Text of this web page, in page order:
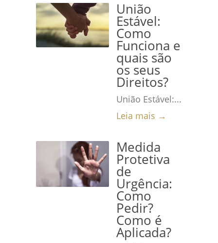
União
Estável:
Como
Funciona e
quais são
os seus
Direitos?
União Estável:...
Leia mais →
Medida
Protetiva
de
Urgência:
Como
Pedir?
Como é
Aplicada?